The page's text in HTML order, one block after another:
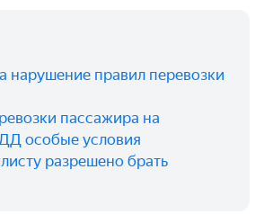
нарушение правил перевозки
пассажира на
особые условия
разрешено брать